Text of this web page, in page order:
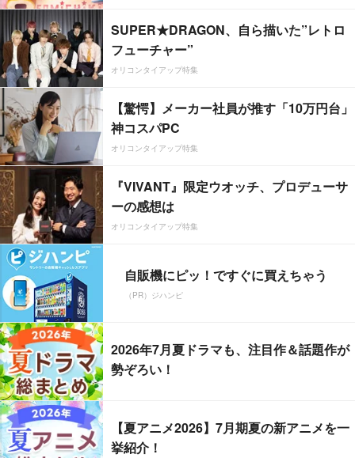
SUPER★DRAGON、自ら描いた”レトロ
フューチャー”
オリコンタイアップ特集
【驚愕】メーカー社員が推す「10万円台」
神コスパPC
オリコンタイアップ特集
『VIVANT』限定ウオッチ、プロデューサ
ーの感想は
オリコンタイアップ特集
自販機にピッ！ですぐに買えちゃう
（PR）ジハンピ
2026年7月夏ドラマも、注目作＆話題作が
勢ぞろい！
【夏アニメ2026】7月期夏の新アニメを一
挙紹介！